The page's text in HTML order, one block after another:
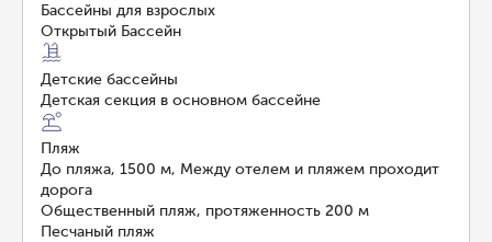
Бассейны для взрослых
Открытый Бассейн
Детские бассейны
Детская секция в основном бассейне
Пляж
До пляжа, 1500 м, Между отелем и пляжем проходит
дорога
Общественный пляж, протяженность 200 м
Песчаный пляж